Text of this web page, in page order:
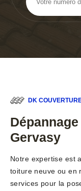
DK
Gervasy
Notre expertise est
toiture neuve ou en
services pour la